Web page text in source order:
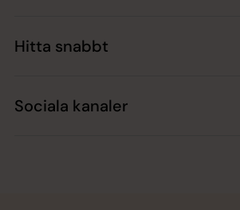
Hitta snabbt
Sociala kanaler